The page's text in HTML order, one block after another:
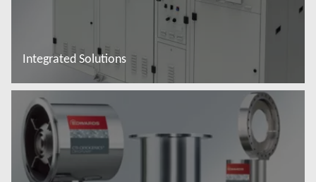
Integrated Solutions
Đọc thêm